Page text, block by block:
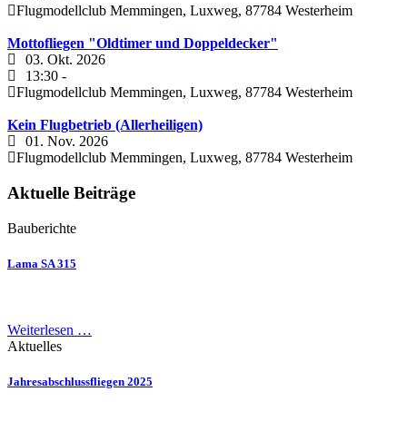
Flugmodellclub Memmingen, Luxweg, 87784 Westerheim
Mottofliegen "Oldtimer und Doppeldecker"
03. Okt. 2026
13:30 -
Flugmodellclub Memmingen, Luxweg, 87784 Westerheim
Kein Flugbetrieb (Allerheiligen)
01. Nov. 2026
Flugmodellclub Memmingen, Luxweg, 87784 Westerheim
Aktuelle Beiträge
Bauberichte
Lama SA 315
Weiterlesen …
Aktuelles
Jahresabschlussfliegen 2025